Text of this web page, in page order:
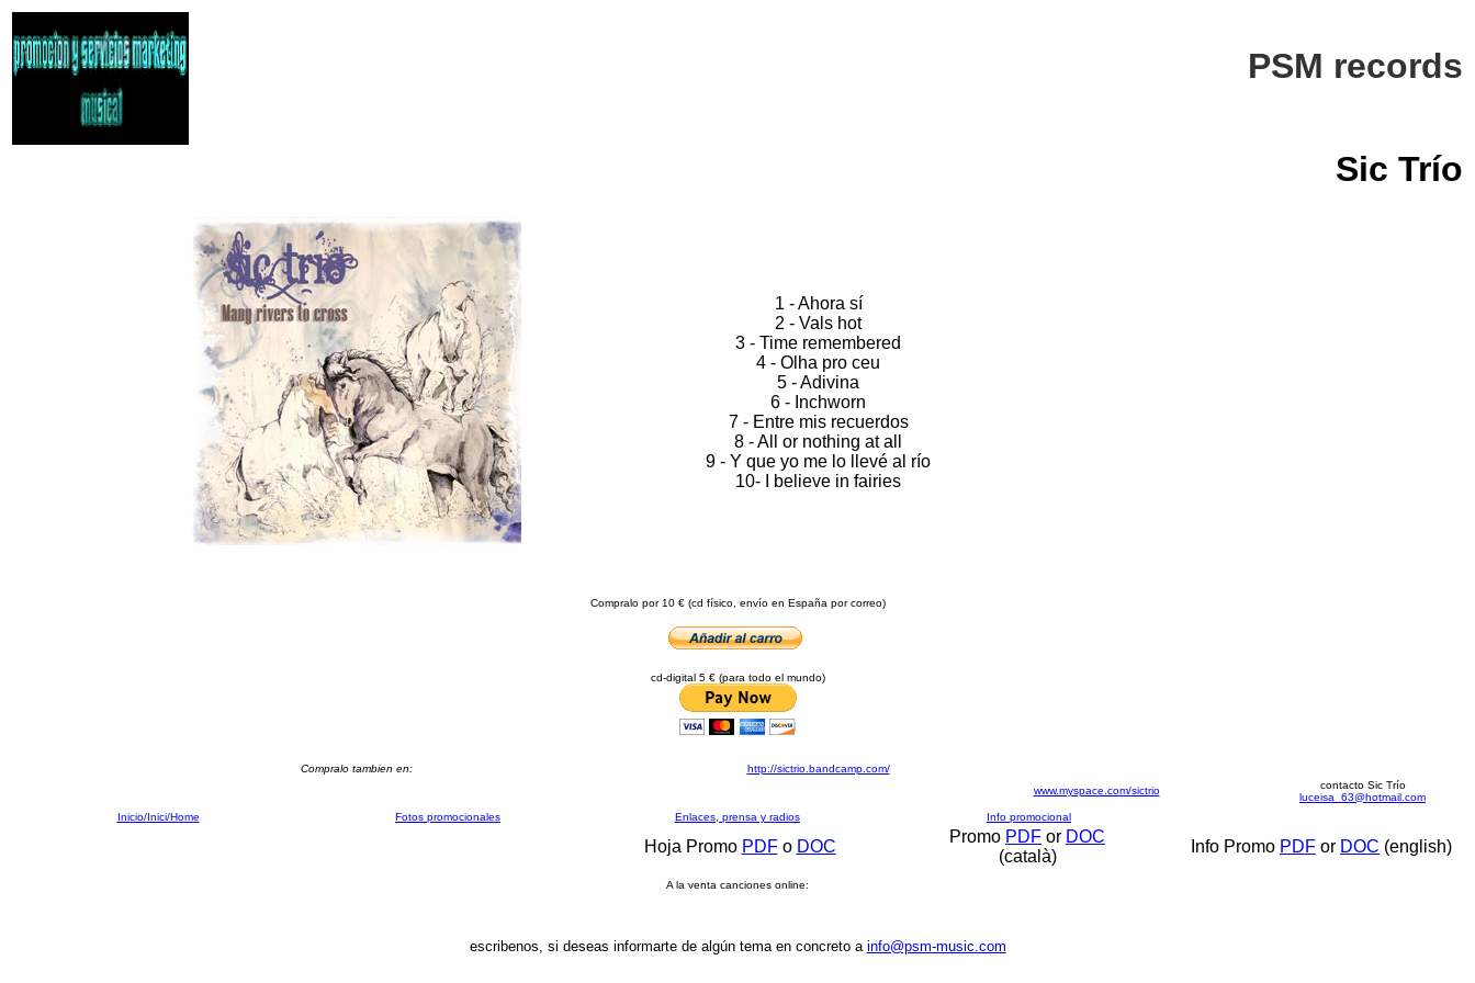
PSM records
Sic Trío
1 - Ahora sí
2 - Vals hot
3 - Time remembered
4 - Olha pro ceu
5 - Adivina
6 - Inchworn
7 - Entre mis recuerdos
8 - All or nothing at all
9 - Y que yo me lo llevé al río
10- I believe in fairies
Compralo por 10 € (cd físico, envío en España por correo)
cd-digital 5 € (para todo el mundo)
Compralo tambien en:
http://sictrio.bandcamp.com/
www.myspace.com/sictrio
contacto Sic Trío
luceisa_63@hotmail.com
Inicio/Inici/Home
Fotos promocionales Enlaces, prensa y radios Info promocional
Hoja Promo PDFo DOC
Promo PDF or DOC
(català)
Info Promo PDF or DOC (english)
A la venta canciones online:
escribenos, si deseas informarte de algún tema en concreto a info@psm-music.com